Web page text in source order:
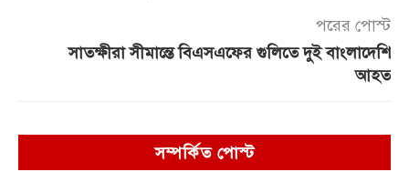
পরের পোস্ট
সাতক্ষীরা সীমান্তে বিএসএফের গুলিতে দুই বাংলাদেশি
আহত
সম্পর্কিত পোস্ট